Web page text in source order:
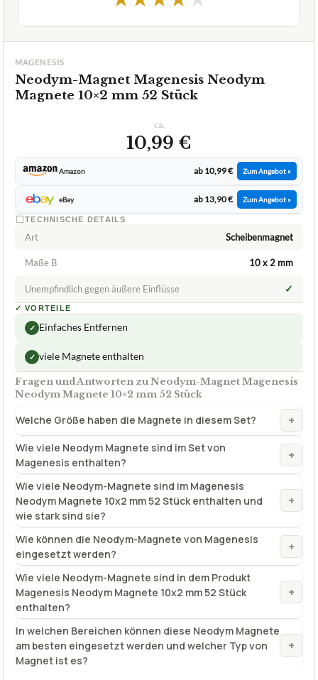
MAGENESIS
Neodym-Magnet Magenesis Neodym
Magnete 10×2 mm 52 Stück
ca.
10,99 €
Amazon ab 10,99 € Zum Angebot »
eBay ab 13,90 € Zum Angebot »
TECHNISCHE DETAILS
Art Scheibenmagnet
Maße B 10 x 2 mm
Unempfindlich gegen äußere Einflüsse ✓
✓ VORTEILE
✓ Einfaches Entfernen
✓ viele Magnete enthalten
Fragen und Antworten zu Neodym-Magnet Magenesis
Neodym Magnete 10×2 mm 52 Stück
Welche Größe haben die Magnete in diesem Set? +
Wie viele Neodym Magnete sind im Set von
Magenesis enthalten?
+
Wie viele Neodym-Magnete sind im Magenesis
Neodym Magnete 10x2 mm 52 Stück enthalten und
wie stark sind sie?
+
Wie können die Neodym-Magnete von Magenesis
eingesetzt werden?
+
Wie viele Neodym-Magnete sind in dem Produkt
Magenesis Neodym Magnete 10x2 mm 52 Stück
enthalten?
+
In welchen Bereichen können diese Neodym Magnete
am besten eingesetzt werden und welcher Typ von
Magnet ist es?
+